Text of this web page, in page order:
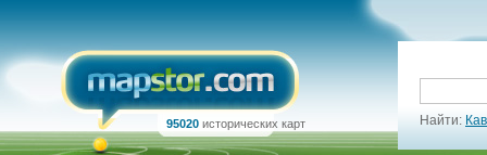
95020 исторических карт Найти: